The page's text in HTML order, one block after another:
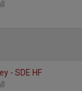
- SDE HF